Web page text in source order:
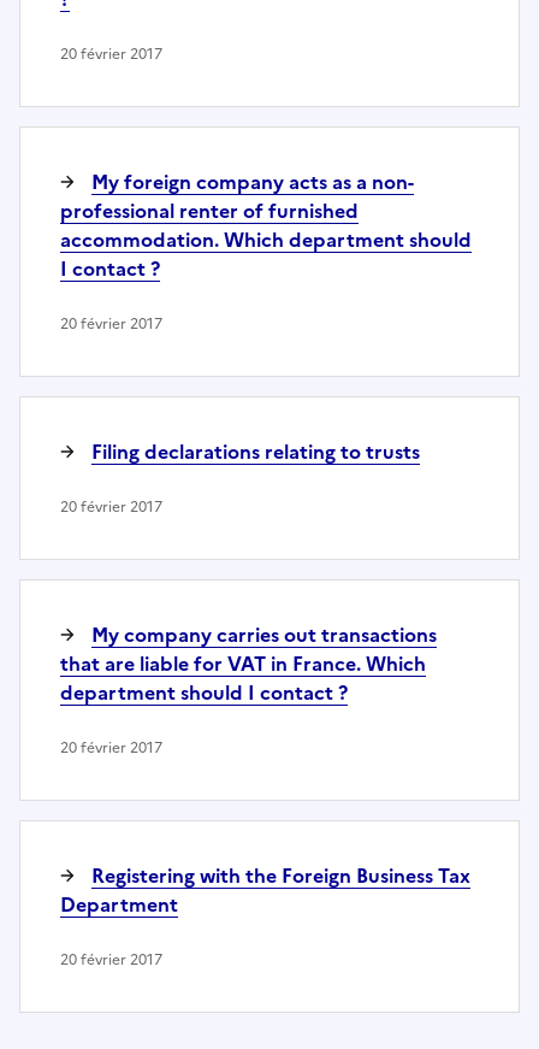
20 février 2017
My foreign company acts as a non-
professional renter of furnished
accommodation. Which department should
I contact ?
20 février 2017
Filing declarations relating to trusts
20 février 2017
My company carries out transactions
that are liable for VAT in France. Which
department should I contact ?
20 février 2017
Registering with the Foreign Business Tax
Department
20 février 2017